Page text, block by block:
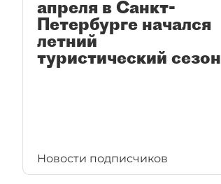
апреля в Санкт-
Петербурге начался
летний
туристический сезон
Новости подписчиков